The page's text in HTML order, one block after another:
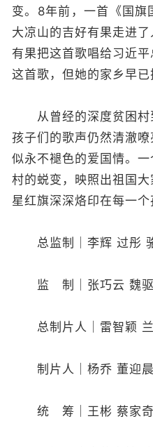
变。8年前，一首《国旗
大凉山的吉好有果走进
有果把这首歌唱给习近
这首歌，但她的家乡早已
从曾经的深度贫困村
孩子们的歌声仍然清澈
似永不褪色的爱国情。
村的蜕变，映照出祖国
星红旗深深烙印在每一个
总监制｜李辉 过彤
监 制｜张巧云 魏驱
总制片人｜雷智颖
制片人｜杨乔 董迎晨
统 筹｜王彬 蔡家奇